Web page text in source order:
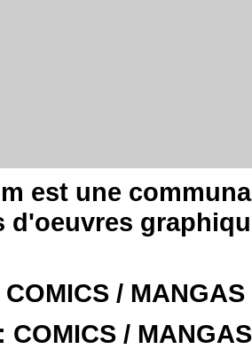
est une
d'oeuvres
COMICS /
: COMICS /